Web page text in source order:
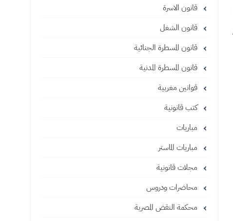
قانون الاسرة
قانون الشغل
قانون المسطرة الجنائية
قانون المسطرة المدنية
قوانين مغربية
كتب قانونية
مباريات
مباريات الماستر
مجلات قانونية
محاضرات ودروس
محكمة النقض المصرية